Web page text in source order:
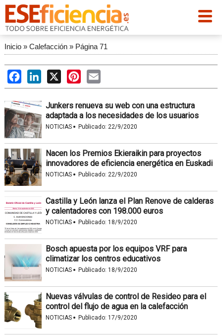
Inicio» Calefacción» Página 71
FacebookLinkedIn
X PinterestEmail
Junkers renueva su web con una estructura
adaptada a los necesidades de los usuarios
NOTICIAS · Publicado: 22/9/2020
Nacen los Premios Ekieraikin para proyectos
innovadores de eficiencia energética en Euskadi
NOTICIAS · Publicado: 22/9/2020
Castilla y León lanza el Plan Renove de calderas
y calentadores con 198.000 euros
NOTICIAS · Publicado: 18/9/2020
Bosch apuesta por los equipos VRF para
climatizar los centros educativos
NOTICIAS · Publicado: 18/9/2020
Nuevas válvulas de control de Resideo para el
control del flujo de agua en la calefacción
NOTICIAS · Publicado: 17/9/2020